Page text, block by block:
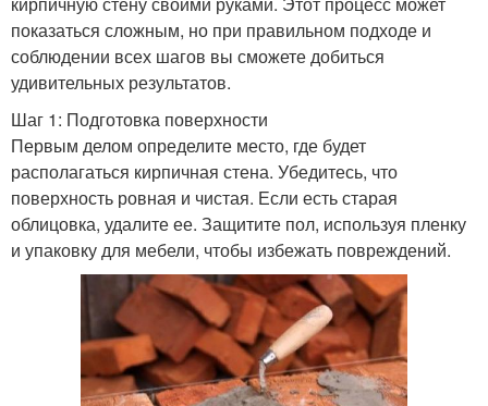
показаться сложным, но при правильном подходе и
соблюдении всех шагов вы сможете добиться
удивительных результатов.
Шаг 1: Подготовка поверхности
Первым делом определите место, где будет
располагаться кирпичная стена. Убедитесь, что
поверхность ровная и чистая. Если есть старая
облицовка, удалите ее. Защитите пол, используя пленку
и упаковку для мебели, чтобы избежать повреждений.